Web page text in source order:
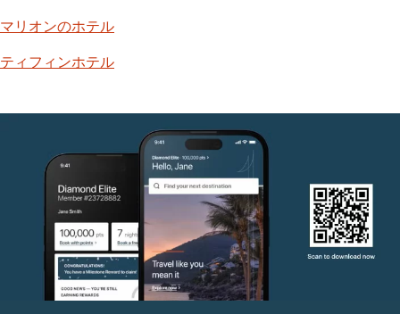
マリオンのホテル
ティフィンホテル